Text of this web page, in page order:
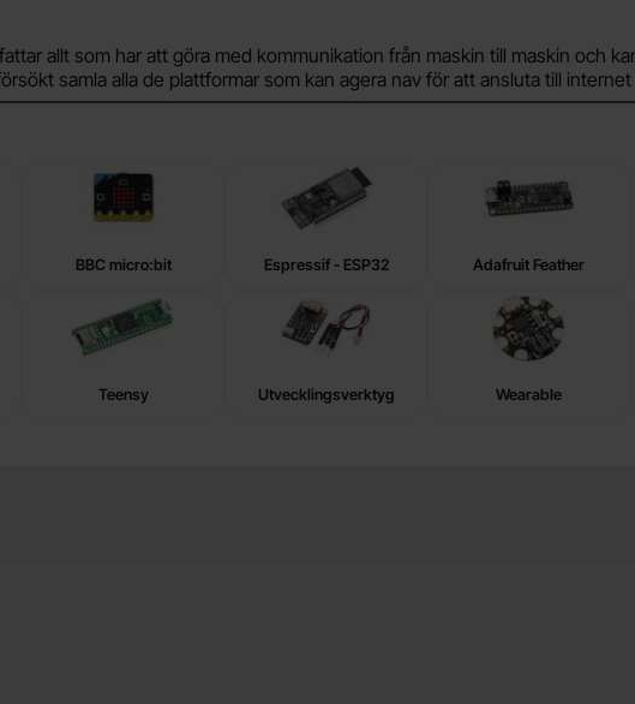
allt som har att göra med kommunikation från maskin till maskin och
samla alla de plattformar som kan agera nav för att ansluta till internet
BBC micro:bit Espressif - ESP32 Adafruit Feather
Teensy Utvecklingsverktyg Wearable